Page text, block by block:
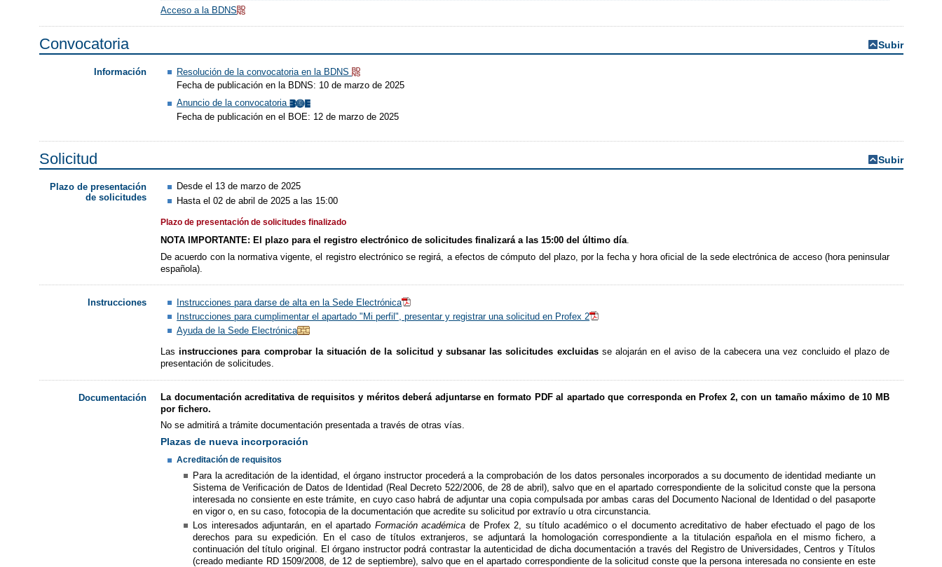
Acceso a la BDNS
Convocatoria Subir
Información
Resolución de la convocatoria en la BDNS
Fecha de publicación en la BDNS: 10 de marzo de 2025
Anuncio de la convocatoria
Fecha de publicación en el BOE: 12 de marzo de 2025
Solicitud Subir
Plazo de presentación
de solicitudes
Desde el 13 de marzo de 2025
Hasta el 02 de abril de 2025 a las 15:00
Plazo de presentación de solicitudes finalizado
NOTA IMPORTANTE: El plazo para el registro electrónico de solicitudes finalizará a las 15:00 del último día.
De acuerdo con la normativa vigente, el registro electrónico se regirá, a efectos de cómputo del plazo, por la fecha y hora oficial de la sede electrónica de acceso (hora peninsular
española).
Instrucciones
Instrucciones para darse de alta en la Sede Electrónica
Instrucciones para cumplimentar el apartado "Mi perfil", presentar y registrar una solicitud en Profex 2
Ayuda de la Sede Electrónica
Lasinstrucciones para comprobar la situación de la solicitud y subsanar las solicitudes excluidasse alojarán en el aviso de la cabecera una vez concluido el plazo de
presentación de solicitudes.
Documentación
La documentación acreditativa de requisitos y méritos deberá adjuntarse en formato PDF al apartado que corresponda en Profex 2, con un tamaño máximo de 10 MB
por fichero.
No se admitirá a trámite documentación presentada a través de otras vías.
Plazas de nueva incorporación
Acreditación de requisitos
Para la acreditación de la identidad, el órgano instructor procederá a la comprobación de los datos personales incorporados a su documento de identidad mediante un
Sistema de Verificación de Datos de Identidad (Real Decreto 522/2006, de 28 de abril), salvo que en el apartado correspondiente de la solicitud conste que la persona
interesada no consiente en este trámite, en cuyo caso habrá de adjuntar una copia compulsada por ambas caras del Documento Nacional de Identidad o del pasaporte
en vigor o, en su caso, fotocopia de la documentación que acredite su solicitud por extravío u otra circunstancia.
Los interesados adjuntarán, en el apartado Formación académica de Profex 2, su título académico o el documento acreditativo de haber efectuado el pago de los
derechos para su expedición. En el caso de títulos extranjeros, se adjuntará la homologación correspondiente a la titulación española en el mismo fichero, a
continuación del título original. El órgano instructor podrá contrastar la autenticidad de dicha documentación a través del Registro de Universidades, Centros y Títulos
(creado mediante RD 1509/2008, de 12 de septiembre), salvo que en el apartado correspondiente de la solicitud conste que la persona interesada no consiente en este